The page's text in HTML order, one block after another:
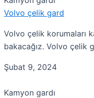
Volvo çelik gard
Volvo çelik korumaları
bakacağız. Volvo çelik
Şubat 9, 2024
Kamyon gardı